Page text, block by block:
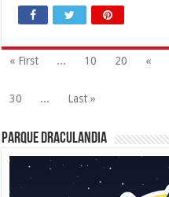
« First ... 10 20 «
30
... Last »
Parque Draculandia